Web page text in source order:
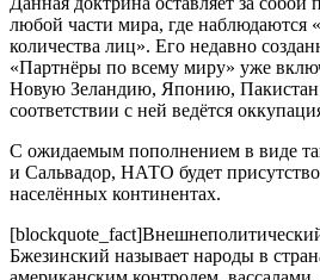
любой части мира, где наблюдаются
количества лиц». Его недавно
«Партнёры по всему миру» уже
Новую Зеландию, Японию,
соответствии с ней ведётся
С ожидаемым пополнением в виде
и Сальвадор, НАТО будет
населённых континентах.
Бжезинский называет народы в